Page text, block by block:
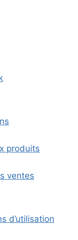
produits
ventes
d’utilisation